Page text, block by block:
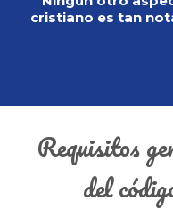
cristiano es tan
Requisitos
del